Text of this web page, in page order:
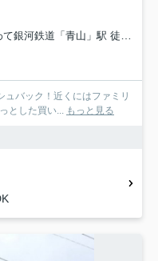
銀河鉄道「青山」駅 徒歩35分
バック！近くにはファミリ
とした買い... もっと見る